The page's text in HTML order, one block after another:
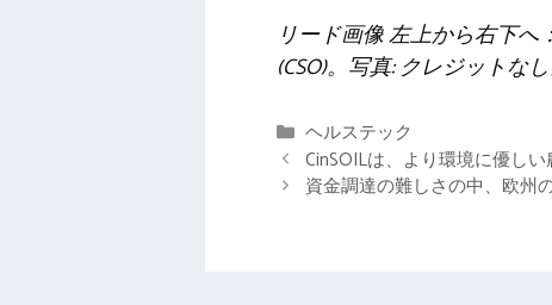
リード画像左上から右下へ
(CSO)。写真: クレジットなし
カ
テ
ゴ
ヘルステック
CinSOILは、より環境に優し
資金調達の難しさの中、欧州